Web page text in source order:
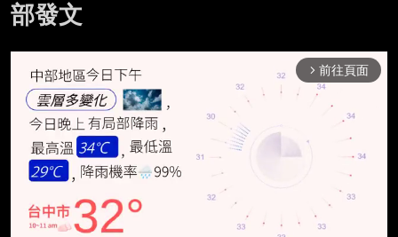
部發文
arrow_forward_ios 前往頁面